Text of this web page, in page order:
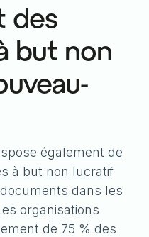
des
but non
également de
à but non lucratif
dans les
organisations
de 75 % des